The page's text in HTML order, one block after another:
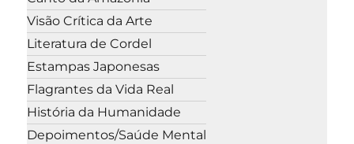
Visão Crítica da Arte
Literatura de Cordel
Estampas Japonesas
Flagrantes da Vida Real
História da Humanidade
Depoimentos/Saúde Mental